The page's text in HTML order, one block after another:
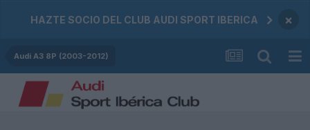
HAZTE SOCIO DEL CLUB AUDI SPORT IBERICA ×
Audi A3 8P (2003-2012)